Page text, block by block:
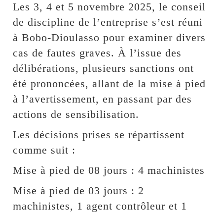
Les 3, 4 et 5 novembre 2025, le conseil
de discipline de l’entreprise s’est réuni
à Bobo-Dioulasso pour examiner divers
cas de fautes graves. À l’issue des
délibérations, plusieurs sanctions ont
été prononcées, allant de la mise à pied
à l’avertissement, en passant par des
actions de sensibilisation.
Les décisions prises se répartissent
comme suit :
Mise à pied de 08 jours : 4 machinistes
Mise à pied de 03 jours : 2
machinistes, 1 agent contrôleur et 1